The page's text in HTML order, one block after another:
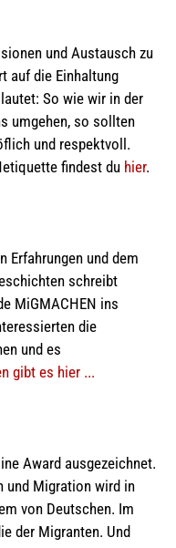
und Austausch zu
auf die Einhaltung
So wie wir in der
umgehen, so sollten
und respektvoll.
findest du hier.
Erfahrungen und dem
schreibt
MiGMACHEN ins
die
und es
gibt es hier ...
Award ausgezeichnet.
und Migration wird in
von Deutschen. Im
der Migranten. Und